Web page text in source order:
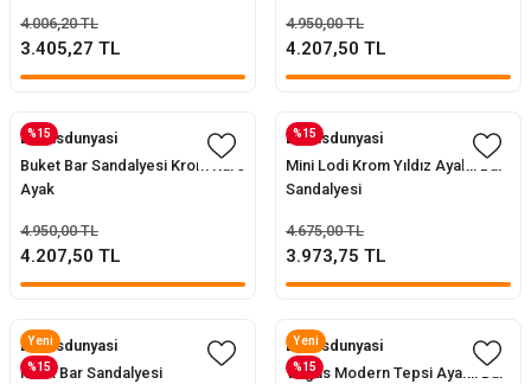
4.006,20 TL
3.405,27 TL
4.950,00 TL
4.207,50 TL
%15
Evofisdunyasi
Buket Bar Sandalyesi Krom Kare
Ayak
4.950,00 TL
4.207,50 TL
%15
Evofisdunyasi
Mini Lodi Krom Yıldız Ayaklı Bar
Sandalyesi
4.675,00 TL
3.973,75 TL
Yeni
%15
Evofisdunyasi
Mark Bar Sandalyesi
Yeni
%15
Evofisdunyasi
Vegas Modern Tepsi Ayaklı Bar